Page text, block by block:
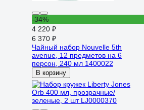
-34%
4 220 ₽
6 370 ₽
Чайный набор Nouvelle 5th
avenue, 12 предметов на 6
персон, 240 мл 1400022
В корзину